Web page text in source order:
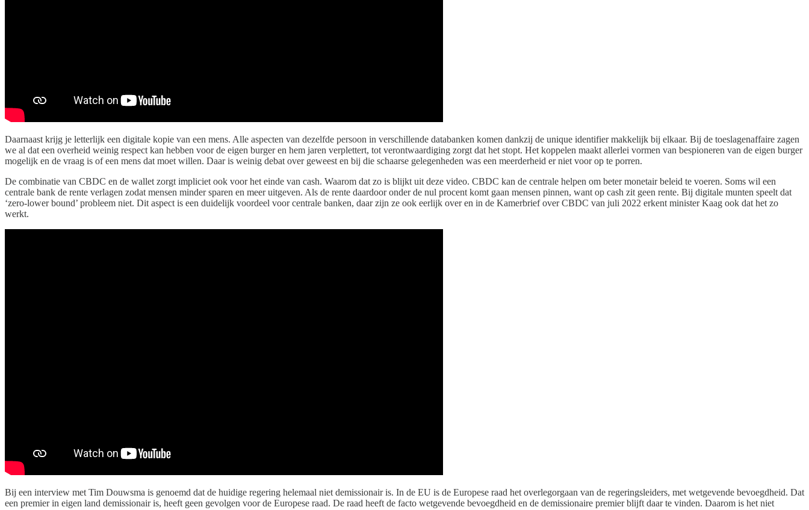
Daarnaast krijg je letterlijk een digitale kopie van een mens. Alle aspecten van dezelfde persoon in verschillende databanken komen dankzij de unique identifier makkelijk bij elkaar. Bij de toeslagenaffaire zagen
we al dat een overheid weinig respect kan hebben voor de eigen burger en hem jaren verplettert, tot verontwaardiging zorgt dat het stopt. Het koppelen maakt allerlei vormen van bespioneren van de eigen burger
mogelijk en de vraag is of een mens dat moet willen. Daar is weinig debat over geweest en bij die schaarse gelegenheden was een meerderheid er niet voor op te porren.
De combinatie van CBDC en de wallet zorgt impliciet ook voor het einde van cash. Waarom dat zo is blijkt uit deze video. CBDC kan de centrale helpen om beter monetair beleid te voeren. Soms wil een
centrale bank de rente verlagen zodat mensen minder sparen en meer uitgeven. Als de rente daardoor onder de nul procent komt gaan mensen pinnen, want op cash zit geen rente. Bij digitale munten speelt dat
‘zero-lower bound’ probleem niet. Dit aspect is een duidelijk voordeel voor centrale banken, daar zijn ze ook eerlijk over en in de Kamerbrief over CBDC van juli 2022 erkent minister Kaag ook dat het zo
werkt.
Bij een interview met Tim Douwsma is genoemd dat de huidige regering helemaal niet demissionair is. In de EU is de Europese raad het overlegorgaan van de regeringsleiders, met wetgevende bevoegdheid. Dat
een premier in eigen land demissionair is, heeft geen gevolgen voor de Europese raad. De raad heeft de facto wetgevende bevoegdheid en de demissionaire premier blijft daar te vinden. Daarom is het niet